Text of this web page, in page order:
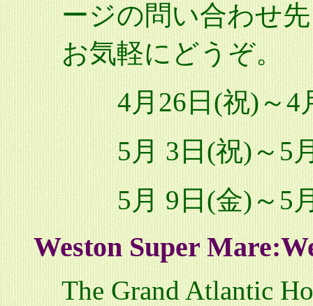
ージの問い合わせ
お気軽にどうぞ。
4月26日(祝)～4
5月 3日(祝)～5
5月 9日(金)～5
Weston Super
The Grand Atlantic